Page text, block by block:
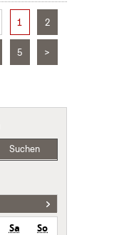
1 2
5 >
Suchen
Sa
So